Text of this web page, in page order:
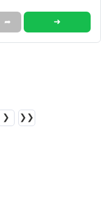
➦ ➜
❯ ❯❯